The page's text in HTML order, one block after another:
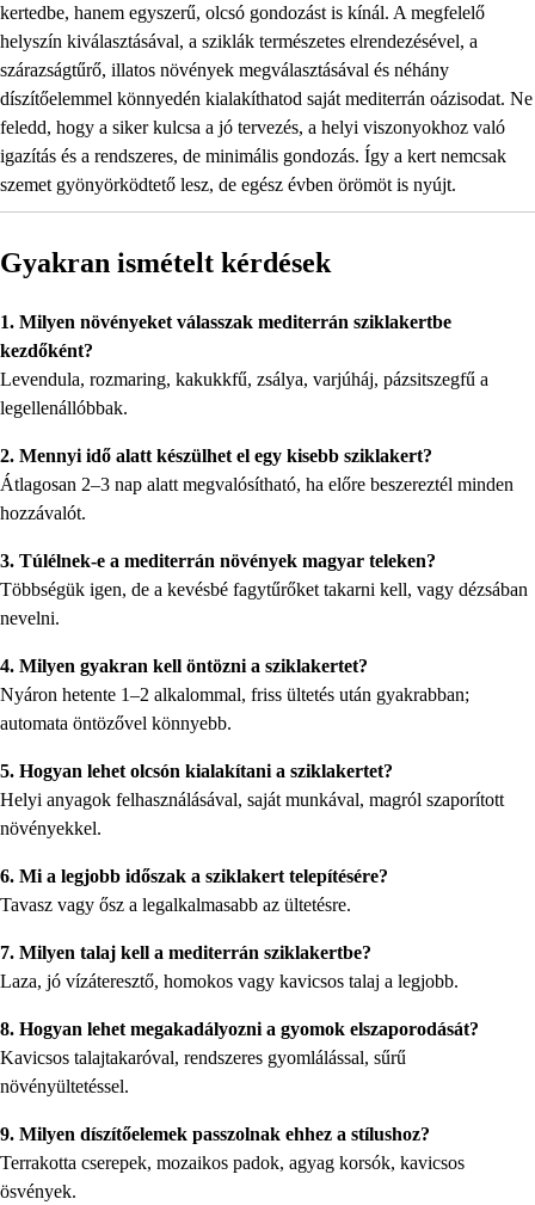
kertedbe, hanem egyszerű, olcsó gondozást is kínál. A megfelelő
helyszín kiválasztásával, a sziklák természetes elrendezésével, a
szárazságtűrő, illatos növények megválasztásával és néhány
díszítőelemmel könnyedén kialakíthatod saját mediterrán oázisodat. Ne
feledd, hogy a siker kulcsa a jó tervezés, a helyi viszonyokhoz való
igazítás és a rendszeres, de minimális gondozás. Így a kert nemcsak
szemet gyönyörködtető lesz, de egész évben örömöt is nyújt.
Gyakran ismételt kérdések
1. Milyen növényeket válasszak mediterrán sziklakertbe
kezdőként?
Levendula, rozmaring, kakukkfű, zsálya, varjúháj, pázsitszegfű a
legellenállóbbak.
2. Mennyi idő alatt készülhet el egy kisebb sziklakert?
Átlagosan 2–3 nap alatt megvalósítható, ha előre beszereztél minden
hozzávalót.
3. Túlélnek-e a mediterrán növények magyar teleken?
Többségük igen, de a kevésbé fagytűrőket takarni kell, vagy dézsában
nevelni.
4. Milyen gyakran kell öntözni a sziklakertet?
Nyáron hetente 1–2 alkalommal, friss ültetés után gyakrabban;
automata öntözővel könnyebb.
5. Hogyan lehet olcsón kialakítani a sziklakertet?
Helyi anyagok felhasználásával, saját munkával, magról szaporított
növényekkel.
6. Mi a legjobb időszak a sziklakert telepítésére?
Tavasz vagy ősz a legalkalmasabb az ültetésre.
7. Milyen talaj kell a mediterrán sziklakertbe?
Laza, jó vízáteresztő, homokos vagy kavicsos talaj a legjobb.
8. Hogyan lehet megakadályozni a gyomok elszaporodását?
Kavicsos talajtakaróval, rendszeres gyomlálással, sűrű
növényültetéssel.
9. Milyen díszítőelemek passzolnak ehhez a stílushoz?
Terrakotta cserepek, mozaikos padok, agyag korsók, kavicsos
ösvények.